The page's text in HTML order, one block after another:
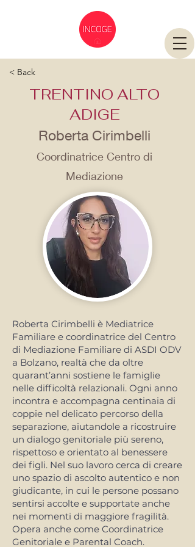
< Back
TRENTINO ALTO
ADIGE
Roberta Cirimbelli
Coordinatrice Centro di
Mediazione
Roberta Cirimbelli è Mediatrice
Familiare e coordinatrice del Centro
di Mediazione Familiare di ASDI ODV
a Bolzano, realtà che da oltre
quarant’anni sostiene le famiglie
nelle difficoltà relazionali. Ogni anno
incontra e accompagna centinaia di
coppie nel delicato percorso della
separazione, aiutandole a ricostruire
un dialogo genitoriale più sereno,
rispettoso e orientato al benessere
dei figli. Nel suo lavoro cerca di creare
uno spazio di ascolto autentico e non
giudicante, in cui le persone possano
sentirsi accolte e supportate anche
nei momenti di maggiore fragilità.
Opera anche come Coordinatrice
Genitoriale e Parental Coach.